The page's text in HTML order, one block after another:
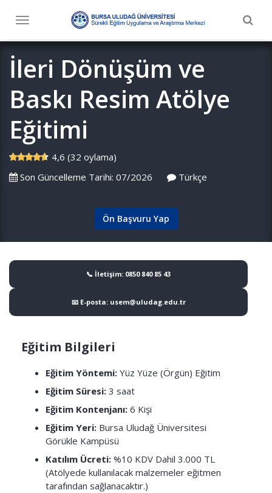
Toggle
İleri Dönüşüm ve
Baskı Resim Atölye
Eğitimi
4,6 (32 oylama)
Son Güncelleme Tarihi: 07/2026
Türkçe
Ön Başvuru Yap
📞 İletişim: 0850 840 85 43
📧 E-posta: usem@uludag.edu.tr
Eğitim Bilgileri
Eğitim Yöntemi: Yüz Yüze (Örgün) Eğitim
Eğitim Süresi: 3 saat
Eğitim Kontenjanı: 6 Kişi
Eğitim Yeri: Bursa Uludağ Üniversitesi
Görükle Kampüsü
Katılım Ücreti: %10 KDV Dahil 3.000 TL
(Atölyede kullanılacak malzemeler eğitmen
tarafından sağlanacaktır.)